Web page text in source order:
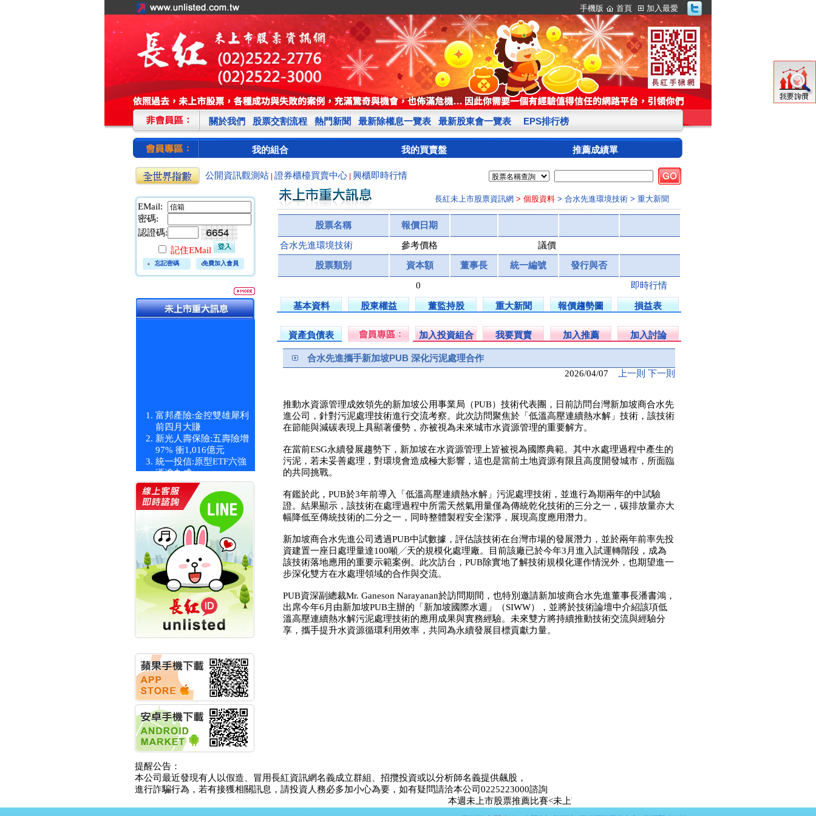
手機版 首頁 加入最愛
關於我們 股票交割流程 熱門新聞 最新除權息一覽表 最新股東會一覽表 EPS排行榜
我的組合 我的買賣盤 推薦成績單
公開資訊觀測站 證券櫃檯買賣中心 興櫃即時行情
EMail:
密碼:
認證碼:
記住EMail
忘記密碼 免費加入會員
富邦產險:金控雙雄犀利
前四月大賺
新光人壽保險:五壽險增
97% 衝1,016億元
統一投信:原型ETF六強
漲逾九成
統一投信:主動式ETF溢
價 被盯上
新光人壽保險:新壽Q1外
價金將達996億
宇辰系統科技:宇辰業績
創新高 啟動興櫃轉上櫃
計畫
明緯企業:明緯永續科技
競賽 以電源驅動善的力
量
秀育企業:秀育SHO-U儲
能系統 獲國內首張CNS
認證
聯博投信:聯博00404A
從容擁抱台股主流
華旭先進:代重要子公司
碩通散熱股份有限公司
公告董事會通過發言人
及代理發
華旭先進:代重要子公司
碩通散熱股份有限公司
公告董事會決議發行員
工認股權
華旭先進:代重要子公司
公告董事會追認113年
向關係
華旭先進:代重要子公司
長紅未上市股票資訊網 > 個股資料 > 合水先進環境技術 > 重大新聞
股票名稱 報價日期
合水先進環境技術 參考價格 議價
股票類別 資本額 董事長 統一編號 發行與否
0 即時行情
基本資料 股東權益 董監持股 重大新聞 報價趨勢圖 損益表
資產負債表 加入投資組合 我要買賣 加入推薦 加入討論
合水先進攜手新加坡PUB 深化污泥處理合作
2026/04/07 上一則 下一則
推動水資源管理成效領先的新加坡公用事業局（PUB）技術代表團，日前訪問台灣新加坡商合水先
進公司，針對污泥處理技術進行交流考察。此次訪問聚焦於「低溫高壓連續熱水解」技術，該技術
在節能與減碳表現上具顯著優勢，亦被視為未來城市水資源管理的重要解方。
在當前ESG永續發展趨勢下，新加坡在水資源管理上皆被視為國際典範。其中水處理過程中產生的
污泥，若未妥善處理，對環境會造成極大影響，這也是當前土地資源有限且高度開發城市，所面臨
的共同挑戰。
有鑑於此，PUB於3年前導入「低溫高壓連續熱水解」污泥處理技術，並進行為期兩年的中試驗
證。結果顯示，該技術在處理過程中所需天然氣用量僅為傳統乾化技術的三分之一，碳排放量亦大
幅降低至傳統技術的二分之一，同時整體製程安全潔淨，展現高度應用潛力。
新加坡商合水先進公司透過PUB中試數據，評估該技術在台灣市場的發展潛力，並於兩年前率先投
資建置一座日處理量達100噸╱天的規模化處理廠。目前該廠已於今年3月進入試運轉階段，成為
該技術落地應用的重要示範案例。此次訪台，PUB除實地了解技術規模化運作情況外，也期望進一
步深化雙方在水處理領域的合作與交流。
PUB資深副總裁Mr. Ganeson Narayanan於訪問期間，也特別邀請新加坡商合水先進董事長潘書鴻，
出席今年6月由新加坡PUB主辦的「新加坡國際水週」（SIWW），並將於技術論壇中介紹該項低
溫高壓連續熱水解污泥處理技術的應用成果與實務經驗。未來雙方將持續推動技術交流與經驗分
享，攜手提升水資源循環利用效率，共同為永續發展目標貢獻力量。
提醒公告：
本公司最近發現有人以假造、冒用長紅資訊網名義成立群組、招攬投資或以分析師名義提供飆股，
進行詐騙行為，若有接獲相關訊息，請投資人務必多加小心為要，如有疑問請洽本公司0225223000諮詢
本週未上市股票推薦比賽<未上市達人>出爐: 第一名 LeeYOYO 未上市股票:昱鐳應材 漲幅: